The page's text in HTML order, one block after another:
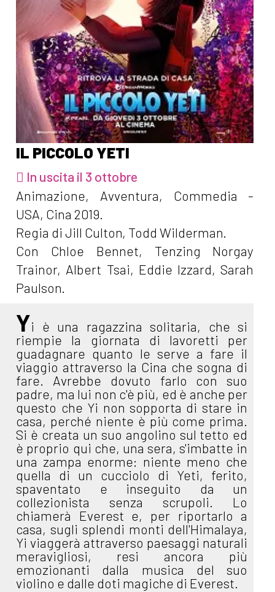
IL PICCOLO YETI
In uscita il 3 ottobre
Animazione, Avventura, Commedia -
USA, Cina 2019.
Regia di Jill Culton, Todd Wilderman.
Con Chloe Bennet, Tenzing Norgay
Trainor, Albert Tsai, Eddie Izzard, Sarah
Paulson.
Yi è una ragazzina solitaria, che si
riempie la giornata di lavoretti per
guadagnare quanto le serve a fare il
viaggio attraverso la Cina che sogna di
fare. Avrebbe dovuto farlo con suo
padre, ma lui non c'è più, ed è anche per
questo che Yi non sopporta di stare in
casa, perché niente è più come prima.
Si è creata un suo angolino sul tetto ed
è proprio qui che, una sera, s'imbatte in
una zampa enorme: niente meno che
quella di un cucciolo di Yeti, ferito,
spaventato e inseguito da un
collezionista senza scrupoli. Lo
chiamerà Everest e, per riportarlo a
casa, sugli splendi monti dell'Himalaya,
Yi viaggerà attraverso paesaggi naturali
meravigliosi, resi ancora più
emozionanti dalla musica del suo
violino e dalle doti magiche di Everest.